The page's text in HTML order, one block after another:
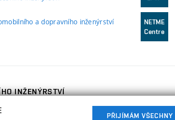
a dopravního inženýrství
NETME
Centre
INŽENÝRSTVÍ
PŘIJÍMÁM VŠECHNY